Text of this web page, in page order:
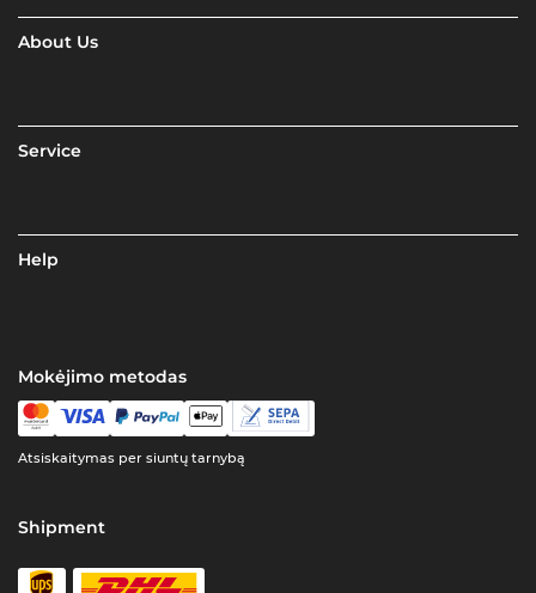
About Us
Service
Help
Mokėjimo metodas
Atsiskaitymas per siuntų tarnybą
Shipment